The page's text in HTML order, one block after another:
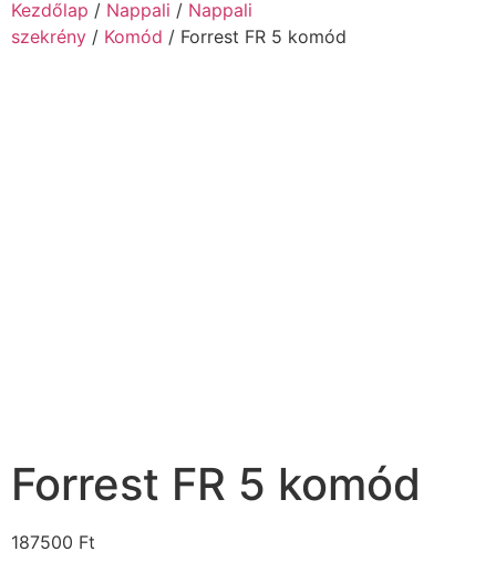
Kezdőlap / Nappali / Nappali
szekrény / Komód / Forrest FR 5 komód
Forrest FR 5 komód
187500 Ft